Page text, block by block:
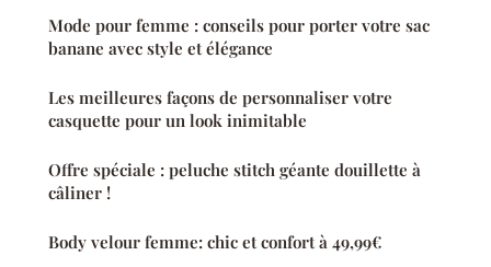
Mode pour femme : conseils pour porter votre sac
banane avec style et élégance
Les meilleures façons de personnaliser votre
casquette pour un look inimitable
Offre spéciale : peluche stitch géante douillette à
câliner !
Body velour femme: chic et confort à 49,99€